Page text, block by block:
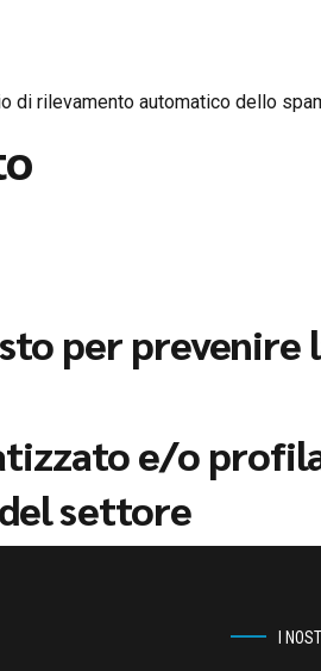
di rilevamento automatico dello
per prevenire
e/o
settore
I